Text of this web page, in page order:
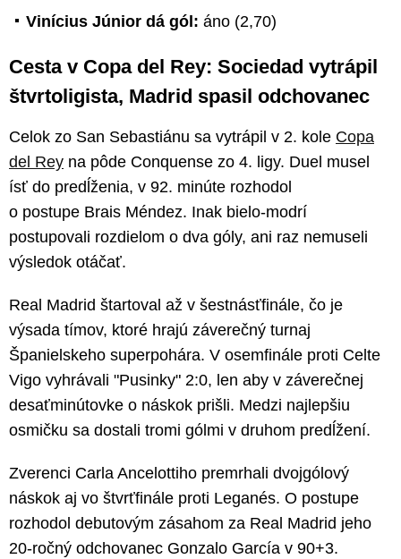
Vinícius Júnior dá gól: áno (2,70)
Cesta v Copa del Rey: Sociedad vytrápil
štvrtoligista, Madrid spasil odchovanec
Celok zo San Sebastiánu sa vytrápil v 2. kole Copa
del Rey na pôde Conquense zo 4. ligy. Duel musel
ísť do predĺženia, v 92. minúte rozhodol
o postupe Brais Méndez. Inak bielo-modrí
postupovali rozdielom o dva góly, ani raz nemuseli
výsledok otáčať.
Real Madrid štartoval až v šestnásťfinále, čo je
výsada tímov, ktoré hrajú záverečný turnaj
Španielskeho superpohára. V osemfinále proti Celte
Vigo vyhrávali "Pusinky" 2:0, len aby v záverečnej
desaťminútovke o náskok prišli. Medzi najlepšiu
osmičku sa dostali tromi gólmi v druhom predĺžení.
Zverenci Carla Ancelottiho premrhali dvojgólový
náskok aj vo štvrťfinále proti Leganés. O postupe
rozhodol debutovým zásahom za Real Madrid jeho
20-ročný odchovanec Gonzalo García v 90+3.